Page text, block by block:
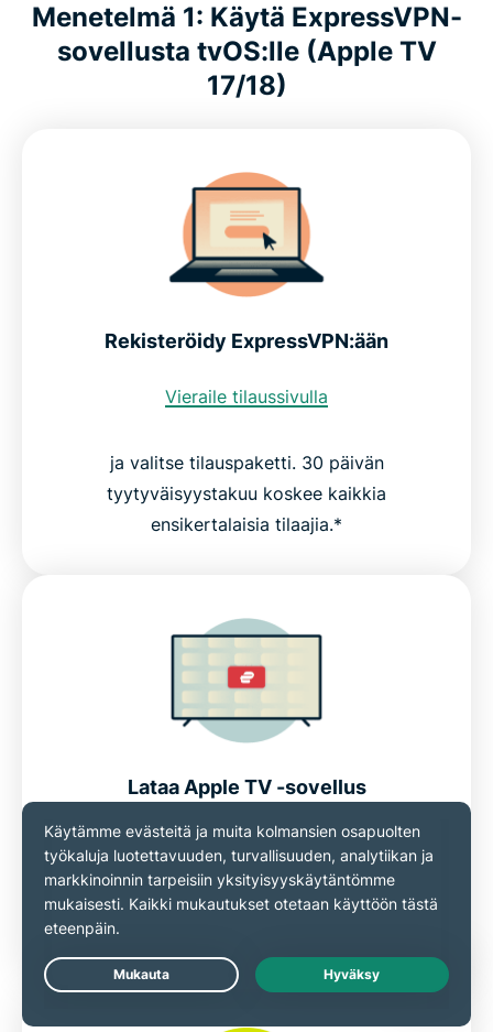
Menetelmä 1: Käytä ExpressVPN-
sovellusta tvOS:lle (Apple TV
17/18)
Rekisteröidy ExpressVPN:ään
Vieraile tilaussivulla
ja valitse tilauspaketti. 30 päivän
tyytyväisyystakuu koskee kaikkia
ensikertalaisia tilaajia.*
Lataa Apple TV -sovellus
Avaa Apple TV:n App Store ja etsi
hakusanalla ExpressVPN. Valitse sovellus ja
napsauta Hae asentaaksesi sen. Erillistä
Live Chat